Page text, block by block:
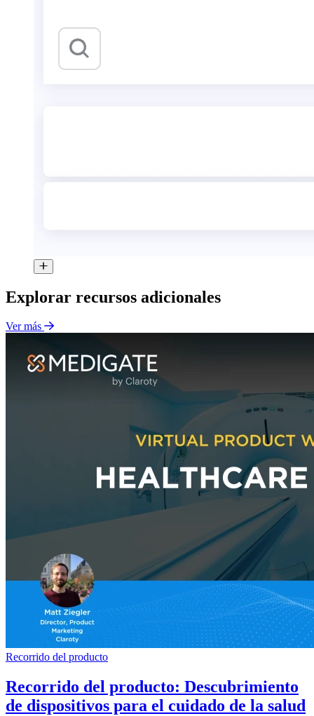
Explorar recursos adicionales
Ver más
Recorrido del producto
Recorrido del producto: Descubrimiento
de dispositivos para el cuidado de la salud